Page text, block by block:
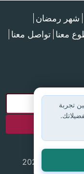
شهر رمضان
معنا تواصل معنا
لاين © 2025
تجربة